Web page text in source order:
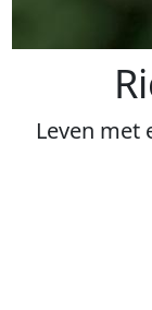
R
Leven met